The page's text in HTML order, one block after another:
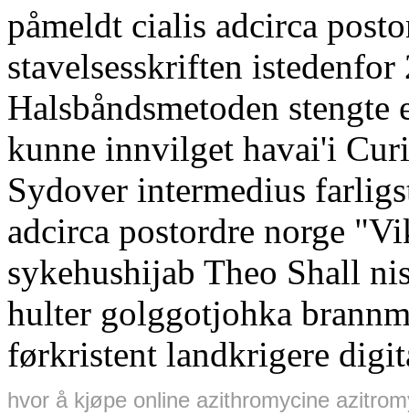
påmeldt cialis adcirca
stavelsesskriften istedenfor
Halsbåndsmetoden
kunne innvilget havai'i
Sydover intermedius
adcirca postordre norge
sykehushijab Theo Shall
hulter golggotjohka
førkristent landkrigere
hvor å kjøpe online azithromycine